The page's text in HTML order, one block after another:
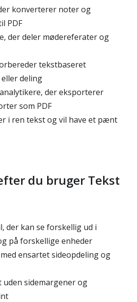
konverterer noter og
PDF
der deler mødereferater og
tekstbaseret
deling
der eksporterer
som PDF
i ren tekst og vil have et pænt
du bruger Tekst
der kan se forskellig ud i
på forskellige enheder
med ensartet sideopdeling og
uden sidemargener og